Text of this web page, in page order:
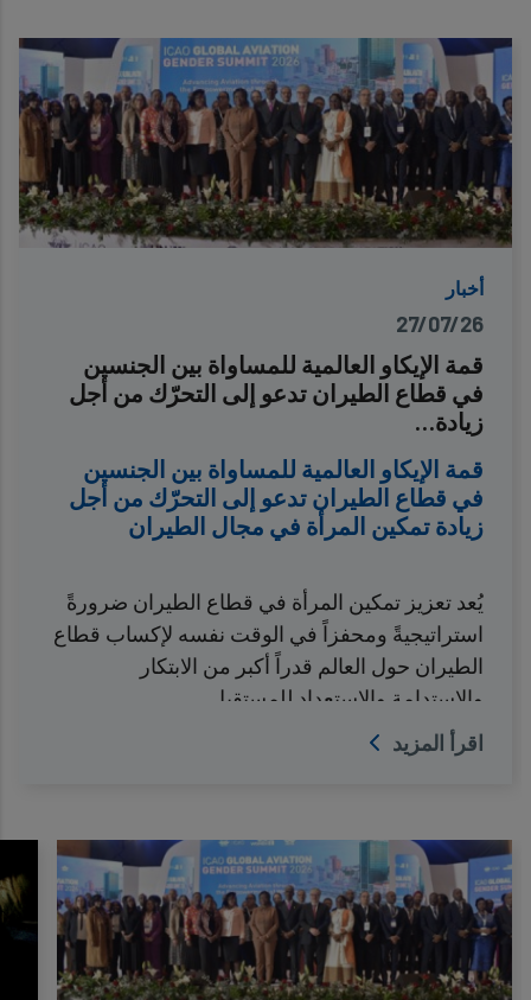
أخبار
27/07/26
قمة الإيكاو العالمية للمساواة بين الجنسين
في قطاع الطيران تدعو إلى التحرّك من أجل
زيادة…
قمة الإيكاو العالمية للمساواة بين الجنسين
في قطاع الطيران تدعو إلى التحرّك من أجل
زيادة تمكين المرأة في مجال الطيران
يُعد تعزيز تمكين المرأة في قطاع الطيران ضرورةً
استراتيجيةً ومحفزاً في الوقت نفسه لإكساب قطاع
الطيران حول العالم قدراً أكبر من الابتكار
والاستدامة والاستعداد للمستقبل.…
اقرأ المزيد